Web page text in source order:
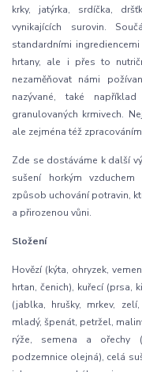
krky, jatýrka, srdíčka,
vynikajících surovin.
standardními
hrtany, ale i přes to
nezaměňovat námi
nazývané, také
granulovaných krmivech.
ale zejména též
Zde se dostáváme k další
sušení horkým
způsob uchování potravin,
a přirozenou vůni.
Složení
Hovězí (kýta, ohryzek,
hrtan, čenich), kuřecí (prsa,
(jablka, hrušky, mrkev,
mladý, špenát, petržel,
rýže, semena a ořechy
podzemnice olejná), celá